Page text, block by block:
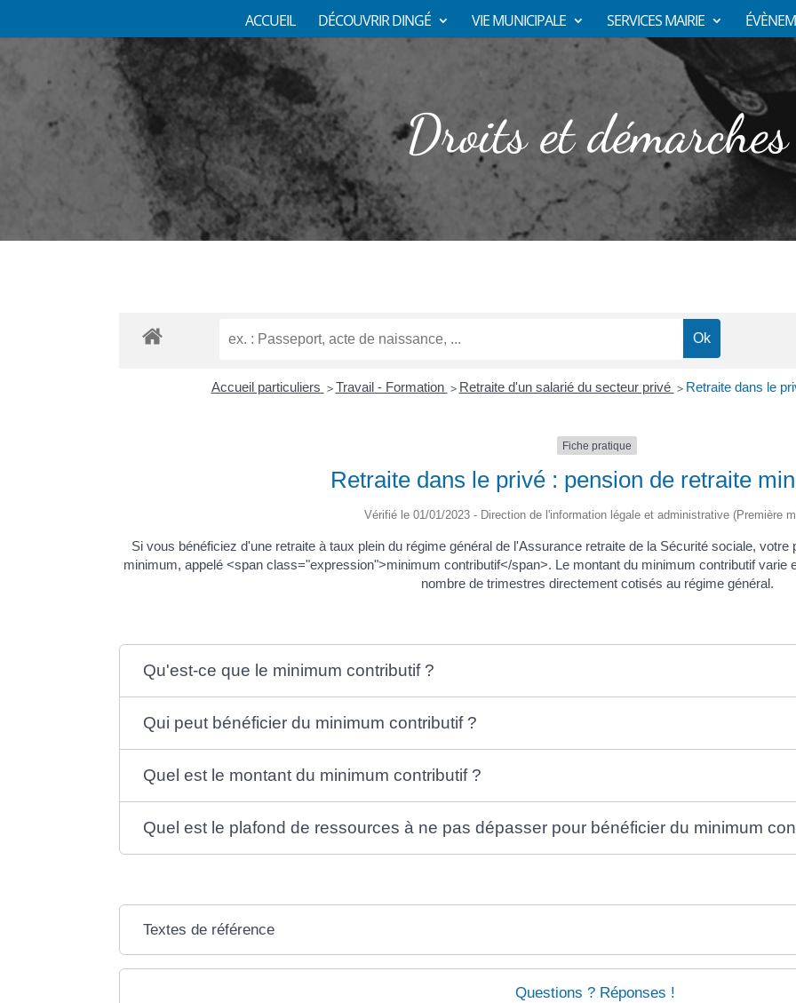
ACCUEIL DÉCOUVRIR DINGÉ VIE MUNICIPALE SERVICES MAIRIE
Droits et démarches
Accueil particuliers > Travail - Formation > Retraite d'un salarié du secteur privé > Retraite dans le
Fiche pratique
Retraite dans le privé : pension de retraite
Vérifié le 01/01/2023 - Direction de l'information légale et administrative (Première
Si vous bénéficiez d'une retraite à taux plein du régime général de l'Assurance retraite de la Sécurité sociale,
minimum, appelé <span class="expression">minimum contributif</span>. Le montant du minimum contributif varie
nombre de trimestres directement cotisés au régime général.
Qu'est-ce que le minimum contributif ?
Qui peut bénéficier du minimum contributif ?
Quel est le montant du minimum contributif ?
Quel est le plafond de ressources à ne pas dépasser pour bénéficier du minimum
Textes de référence
Questions ? Réponses !